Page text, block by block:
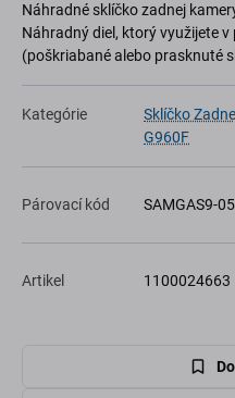
Náhradné sklíčko zadnej
Náhradný diel, ktorý využijete
(poškriabané alebo prasknuté
Kategórie Sklíčko
G960F
Párovací kód SAMGAS9-05
Artikel 1100024663